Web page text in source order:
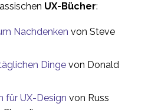
UX-Bücher:
Nachdenken von Steve
Dinge von Donald
für UX-Design von Russ